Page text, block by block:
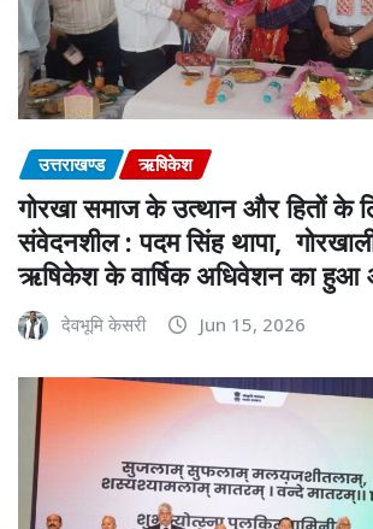
उत्तराखण्ड ऋषिकेश
गोरखा समाज के उत्थान और हितों के
संवेदनशील : पदम सिंह थापा,
ऋषिकेश के वार्षिक अधिवेशन का
देवभूमि केसरी Jun 15, 2026